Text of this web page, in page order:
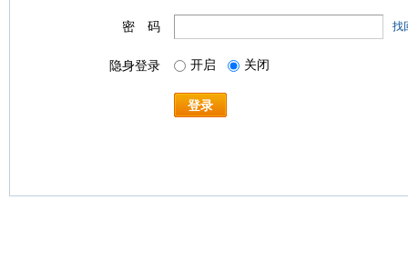
密 码 找
隐身登录 开启 关闭
登录